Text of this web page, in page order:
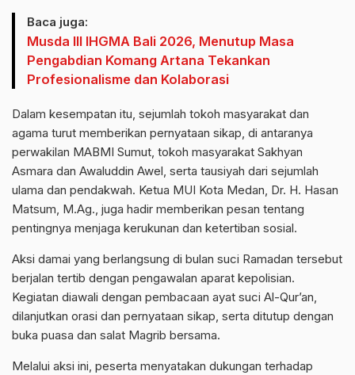
Baca juga:
Musda III IHGMA Bali 2026, Menutup Masa
Pengabdian Komang Artana Tekankan
Profesionalisme dan Kolaborasi
Dalam kesempatan itu, sejumlah tokoh masyarakat dan
agama turut memberikan pernyataan sikap, di antaranya
perwakilan MABMI Sumut, tokoh masyarakat Sakhyan
Asmara dan Awaluddin Awel, serta tausiyah dari sejumlah
ulama dan pendakwah. Ketua MUI Kota Medan, Dr. H. Hasan
Matsum, M.Ag., juga hadir memberikan pesan tentang
pentingnya menjaga kerukunan dan ketertiban sosial.
Aksi damai yang berlangsung di bulan suci Ramadan tersebut
berjalan tertib dengan pengawalan aparat kepolisian.
Kegiatan diawali dengan pembacaan ayat suci Al-Qur’an,
dilanjutkan orasi dan pernyataan sikap, serta ditutup dengan
buka puasa dan salat Magrib bersama.
Melalui aksi ini, peserta menyatakan dukungan terhadap